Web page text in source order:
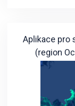
Aplikace pro
(region